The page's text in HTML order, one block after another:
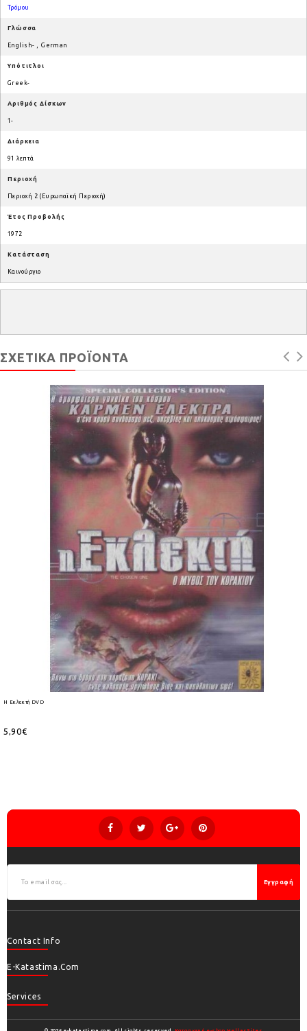
Τρόμου
Γλώσσα
English- ,German
Υπότιτλοι
Greek-
Αριθμός Δίσκων
1-
Διάρκεια
91 λεπτά
Περιοχή
Περιοχή 2 (Ευρωπαϊκή Περιοχή)
Έτος Προβολής
1972
Κατάσταση
Καινούργιο
ΣΧΕΤΙΚΆ ΠΡΟΪΌΝΤΑ
Η Εκλεκτή DVD
5,90€
Εγγραφή
Contact Info
E-Katastima.com
Services